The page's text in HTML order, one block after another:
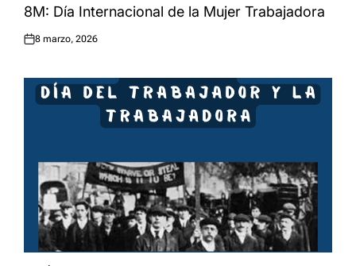
IN
8M: Día Internacional de la Mujer Trabajadora
Posted
8 marzo, 2026